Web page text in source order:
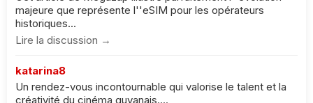
majeure que représente l''eSIM pour les opérateurs
historiques...
Lire la discussion →
katarina8
Un rendez-vous incontournable qui valorise le talent et la
créativité du cinéma guyanais....